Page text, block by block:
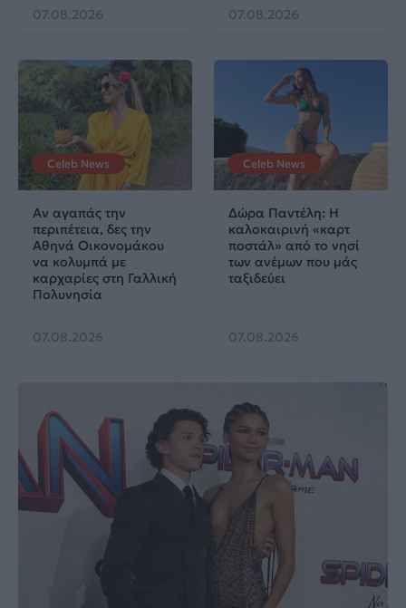
07.08.2026 07.08.2026
Celeb News
Αν αγαπάς την
περιπέτεια, δες την
Αθηνά Οικονομάκου
να κολυμπά με
καρχαρίες στη Γαλλική
Πολυνησία
07.08.2026
Celeb News
Δώρα Παντέλη: Η
καλοκαιρινή «καρτ
ποστάλ» από το νησί
των ανέμων που μάς
ταξιδεύει
07.08.2026